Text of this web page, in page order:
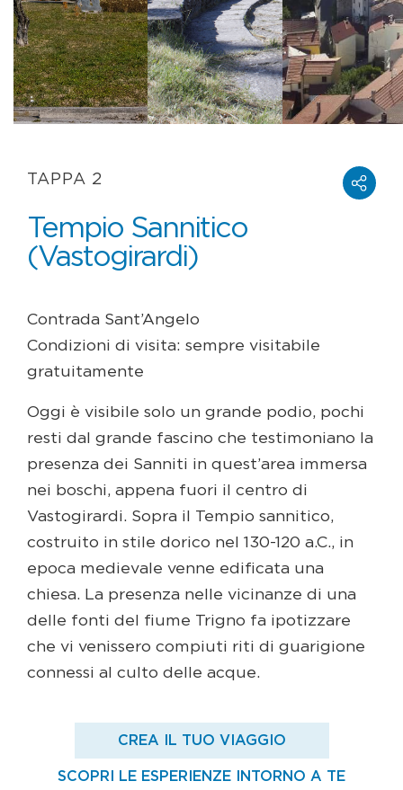
TAPPA 2
Tempio Sannitico
(Vastogirardi)
Contrada Sant’Angelo
Condizioni di visita: sempre visitabile
gratuitamente
Oggi è visibile solo un grande podio, pochi
resti dal grande fascino che testimoniano la
presenza dei Sanniti in quest’area immersa
nei boschi, appena fuori il centro di
Vastogirardi. Sopra il Tempio sannitico,
costruito in stile dorico nel 130-120 a.C., in
epoca medievale venne edificata una
chiesa. La presenza nelle vicinanze di una
delle fonti del fiume Trigno fa ipotizzare
che vi venissero compiuti riti di guarigione
connessi al culto delle acque.